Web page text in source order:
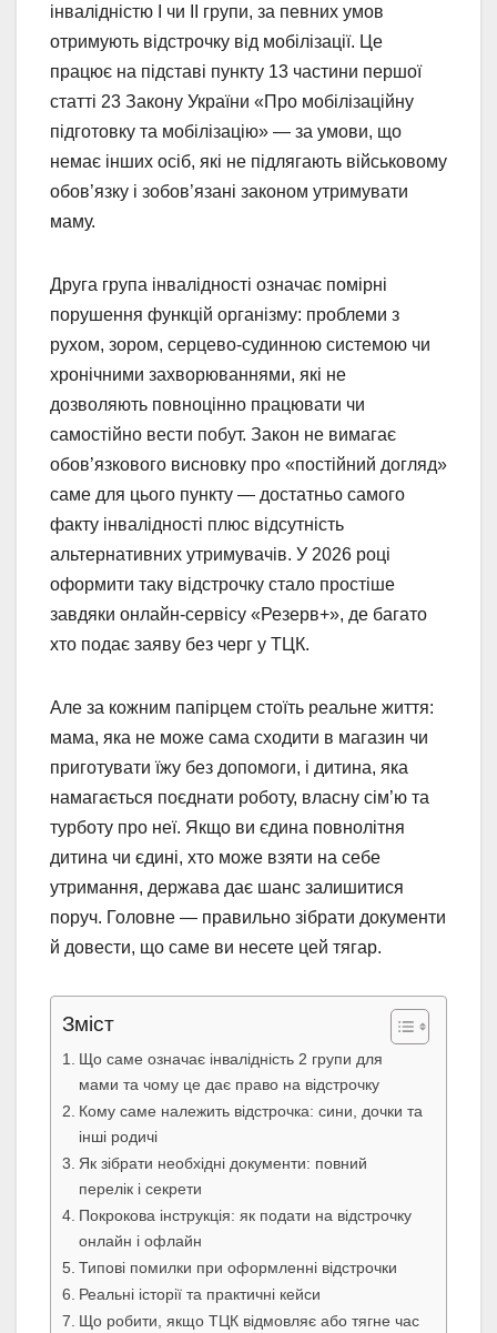
інвалідністю I чи II групи, за певних умов
отримують відстрочку від мобілізації. Це
працює на підставі пункту 13 частини першої
статті 23 Закону України «Про мобілізаційну
підготовку та мобілізацію» — за умови, що
немає інших осіб, які не підлягають військовому
обов’язку і зобов’язані законом утримувати
маму.
Друга група інвалідності означає помірні
порушення функцій організму: проблеми з
рухом, зором, серцево-судинною системою чи
хронічними захворюваннями, які не
дозволяють повноцінно працювати чи
самостійно вести побут. Закон не вимагає
обов’язкового висновку про «постійний догляд»
саме для цього пункту — достатньо самого
факту інвалідності плюс відсутність
альтернативних утримувачів. У 2026 році
оформити таку відстрочку стало простіше
завдяки онлайн-сервісу «Резерв+», де багато
хто подає заяву без черг у ТЦК.
Але за кожним папірцем стоїть реальне життя:
мама, яка не може сама сходити в магазин чи
приготувати їжу без допомоги, і дитина, яка
намагається поєднати роботу, власну сім’ю та
турботу про неї. Якщо ви єдина повнолітня
дитина чи єдині, хто може взяти на себе
утримання, держава дає шанс залишитися
поруч. Головне — правильно зібрати документи
й довести, що саме ви несете цей тягар.
Зміст
Що саме означає інвалідність 2 групи для
мами та чому це дає право на відстрочку
Кому саме належить відстрочка: сини, дочки та
інші родичі
Як зібрати необхідні документи: повний
перелік і секрети
Покрокова інструкція: як подати на відстрочку
онлайн і офлайн
Типові помилки при оформленні відстрочки
Реальні історії та практичні кейси
Що робити, якщо ТЦК відмовляє або тягне час